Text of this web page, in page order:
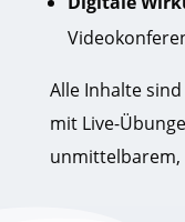
Alle Inhalte sind
mit Live-
unmittelbarem,